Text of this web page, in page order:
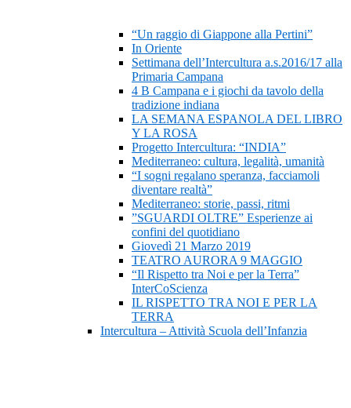
“Un raggio di Giappone alla Pertini”
In Oriente
Settimana dell’Intercultura a.s.2016/17 alla
Primaria Campana
4 B Campana e i giochi da tavolo della
tradizione indiana
LA SEMANA ESPANOLA DEL LIBRO
Y LA ROSA
Progetto Intercultura: “INDIA”
Mediterraneo: cultura, legalità, umanità
“I sogni regalano speranza, facciamoli
diventare realtà”
Mediterraneo: storie, passi, ritmi
”SGUARDI OLTRE” Esperienze ai
confini del quotidiano
Giovedì 21 Marzo 2019
TEATRO AURORA 9 MAGGIO
“Il Rispetto tra Noi e per la Terra”
InterCoScienza
IL RISPETTO TRA NOI E PER LA
TERRA
Intercultura – Attività Scuola dell’Infanzia